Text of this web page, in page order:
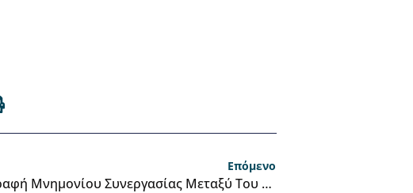
Επόμενο
Πρόσκληση – Υπογραφή Μνημονίου Συνεργασίας Μεταξύ Του Υπουργείου Κλιματικής Κρίσης Και Πολιτικής Προστασίας Και Του Ελληνικού Δικτύου Ανθεκτικών Πόλεων